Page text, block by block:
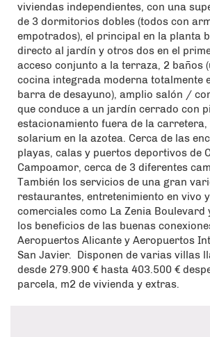
viviendas independientes, con una
de 3 dormitorios dobles (todos con
empotrados), el principal en la planta
directo al jardín y otros dos en el
acceso conjunto a la terraza, 2 baños
cocina integrada moderna totalmente
barra de desayuno), amplio salón /
que conduce a un jardín cerrado con
estacionamiento fuera de la carretera,
solarium en la azotea. Cerca de las
playas, calas y puertos deportivos de
Campoamor, cerca de 3 diferentes
También los servicios de una gran
restaurantes, entretenimiento en vivo
comerciales como La Zenia Boulevard
los beneficios de las buenas
Aeropuertos Alicante y Aeropuertos
San Javier. Disponen de varias villas
desde 279.900 € hasta 403.500 €
parcela, m2 de vivienda y extras.